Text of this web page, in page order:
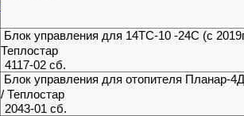
Блок управления для 14ТС-10 -24С (с
Теплостар
4117-02 сб.
Блок управления для отопителя Планар-
/ Теплостар
2043-01 сб.